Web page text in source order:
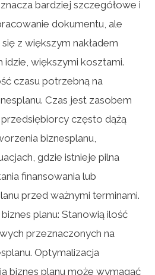
bardziej szczegółowe i
dokumentu, ale
z większym nakładem
idzie, większymi kosztami.
czasu potrzebną na
Czas jest zasobem
często dążą
biznesplanu,
gdzie istnieje pilna
finansowania lub
przed ważnymi terminami.
biznes planu: Stanowią ilość
przeznaczonych na
Optymalizacja
biznes planu może wymagać